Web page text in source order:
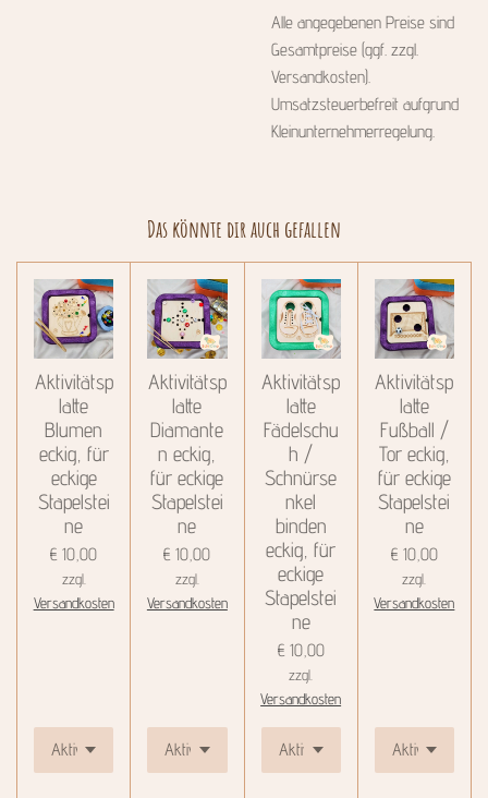
Alle angegebenen Preise sind
Gesamtpreise (ggf. zzgl.
Versandkosten).
Umsatzsteuerbefreit aufgrund
Kleinunternehmerregelung.
Das könnte dir auch gefallen
Aktivitätsp
latte
Blumen
eckig, für
eckige
Stapelstei
ne
€ 10,00
zzgl.
Versandkosten
Aktivitätsp
latte
Diamante
n eckig,
für eckige
Stapelstei
ne
€ 10,00
zzgl.
Versandkosten
Aktivitätsp
latte
Fädelschu
h /
Schnürse
nkel
binden
eckig, für
eckige
Stapelstei
ne
€ 10,00
zzgl.
Versandkosten
Aktivitätsp
latte
Fußball /
Tor eckig,
für eckige
Stapelstei
ne
€ 10,00
zzgl.
Versandkosten